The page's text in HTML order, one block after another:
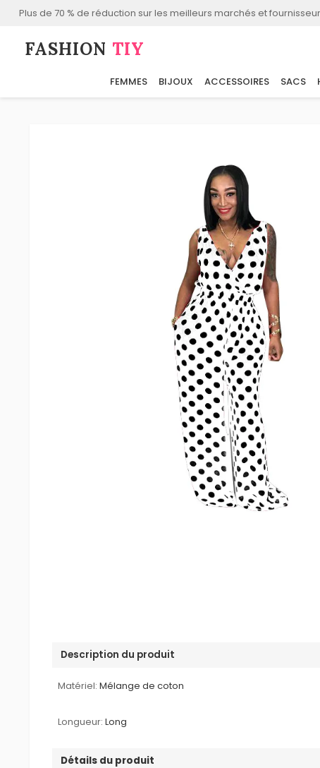
Plus de 70 % de réduction sur les meilleurs marchés et
FASHION⁠ TIY
FEMMES BIJOUX ACCESSOIRES SACS
Description du produit
Matériel: Mélange de coton
Longueur: Long
Détails du produit